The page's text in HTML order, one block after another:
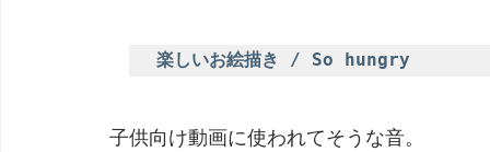
楽しいお絵描き / So hungry
子供向け動画に使われてそうな音。